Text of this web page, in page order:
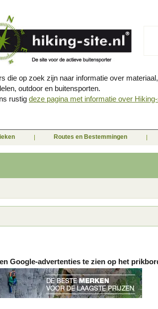
die op zoek zijn naar informatie over
outdoor en buitensporten.
rustig deze pagina met informatie over
Routes en Bestemmingen
Google-advertenties te zien op het